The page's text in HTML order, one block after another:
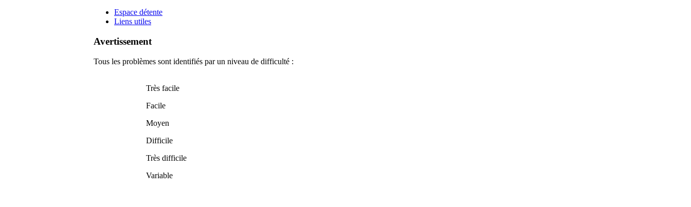
Espace détente
Liens utiles
Avertissement
Tous les problèmes sont identifiés par un niveau de difficulté :
Très facile
Facile
Moyen
Difficile
Très difficile
Variable